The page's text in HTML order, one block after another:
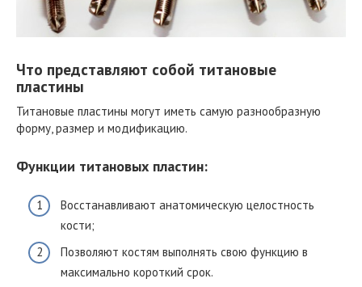
Что представляют собой титановые
пластины
Титановые пластины могут иметь самую разнообразную
форму, размер и модификацию.
Функции титановых пластин:
Восстанавливают анатомическую целостность
кости;
Позволяют костям выполнять свою функцию в
максимально короткий срок.